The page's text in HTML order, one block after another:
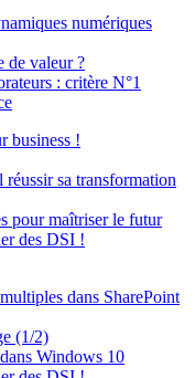
numériques
de valeur ?
: critère N°1
business !
sa transformation
pour maîtriser le futur
des DSI !
dans SharePoint
(1/2)
Windows 10